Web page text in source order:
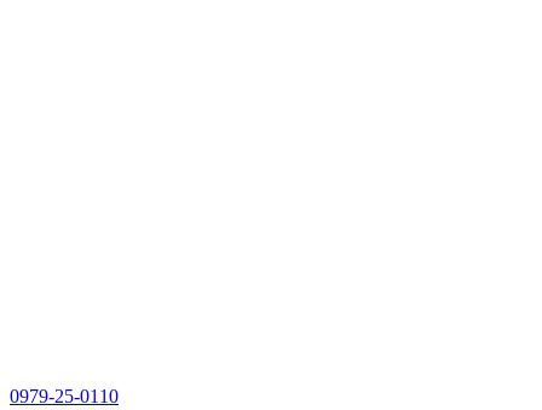
0979-25-0110